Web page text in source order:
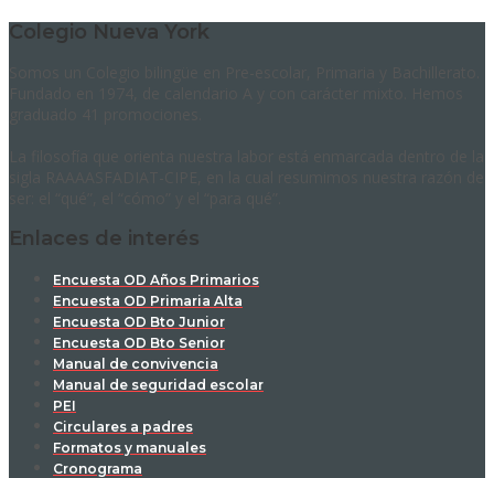
Colegio Nueva York
Enlaces de interés
Encuesta OD Años Primarios
Encuesta OD Primaria Alta
Encuesta OD Bto Junior
Encuesta OD Bto Senior
Manual de convivencia
Manual de seguridad escolar
PEI
Circulares a padres
Formatos y manuales
Cronograma